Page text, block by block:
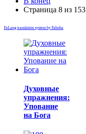
Страница 8 из 153
FaLang translation system by Faboba
Духовные
упражнения:
Упование
на Бога